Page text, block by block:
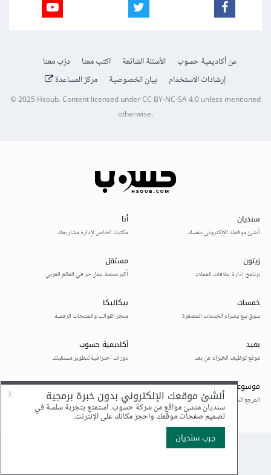
عن أكاديمية حسوب الأسئلة الشائعة اكتب معنا
درّب معنا
إرشادات الاستخدام
بيان الخصوصية مركز المساعدة
© 2025Hsoub.Content licensed underCC BY-NC-SA 4.0unless mentioned
otherwise.